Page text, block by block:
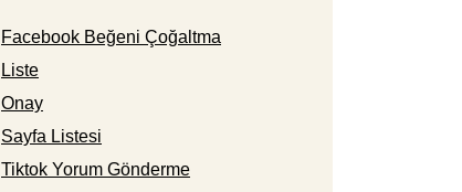
Facebook Beğeni Çoğaltma
Liste
Onay
Sayfa Listesi
Tiktok Yorum Gönderme